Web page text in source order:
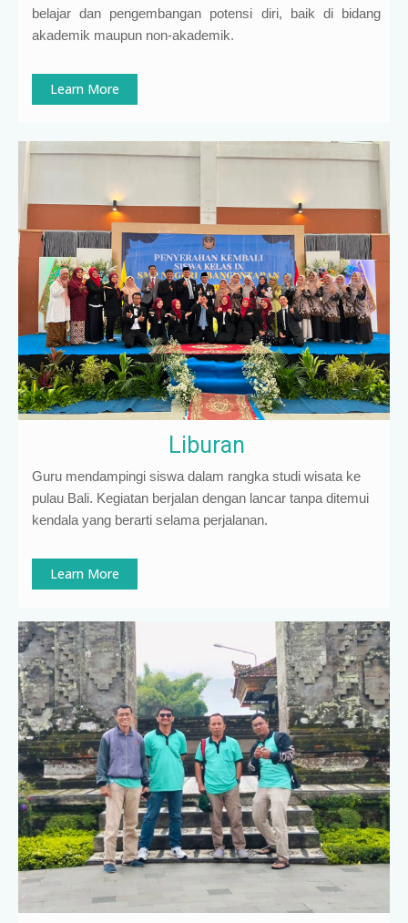
belajar dan pengembangan potensi diri, baik di bidang
akademik maupun non-akademik.
Learn More
Liburan
Guru mendampingi siswa dalam rangka studi wisata ke
pulau Bali. Kegiatan berjalan dengan lancar tanpa ditemui
kendala yang berarti selama perjalanan.
Learn More